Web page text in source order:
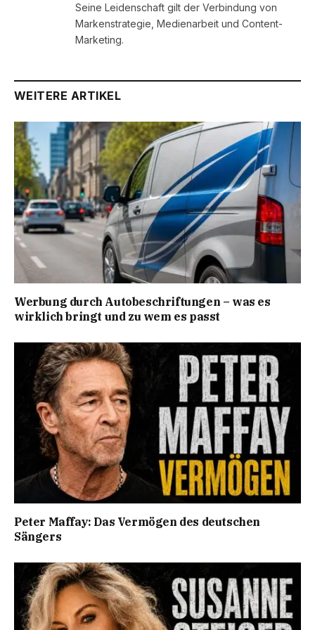
Seine Leidenschaft gilt der Verbindung von
Markenstrategie, Medienarbeit und Content-
Marketing.
WEITERE ARTIKEL
Werbung durch Autobeschriftungen – was es
wirklich bringt und zu wem es passt
Peter Maffay: Das Vermögen des deutschen
Sängers